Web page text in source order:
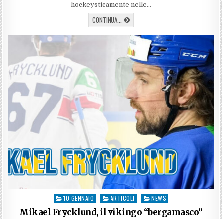
hockeysticamente nelle…
CONTINUA... ADDIO
AD
TONI,
L’ARTEFICE
DI
UNA
SERATA
SOGNO
Posted
in
10 GENNAIO ARTICOLI NEWS
Mikael Frycklund, il vikingo “bergamasco”